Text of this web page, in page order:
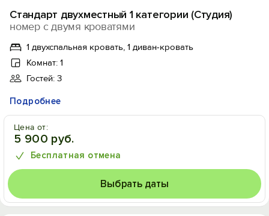
Стандарт двухместный 1 категории (Студия)
номер с двумя кроватями
1 двухспальная кровать, 1 диван-кровать
Комнат: 1
Гостей: 3
Подробнее
Цена от:
5 900 руб.
Бесплатная отмена
Выбрать даты